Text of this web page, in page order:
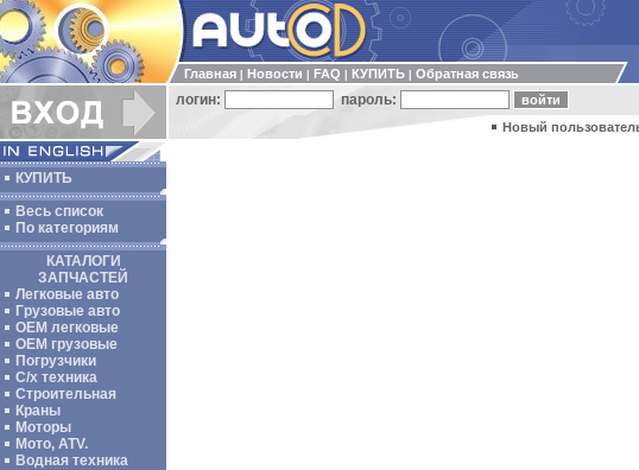
Главная Новости FAQ КУПИТЬ Обратная связь
логин: пароль:
Новый
КУПИТЬ
Весь список
По категориям
КАТАЛОГИ
ЗАПЧАСТЕЙ
Легковые авто
Грузовые авто
ОЕМ легковые
OEM грузовые
Погрузчики
С/х техника
Строительная
Краны
Моторы
Мото, ATV.
Водная техника